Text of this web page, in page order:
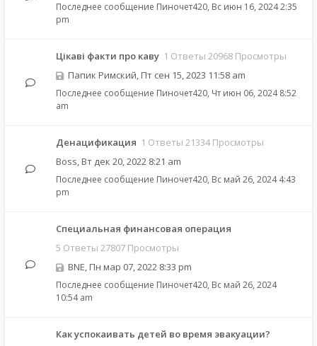
Последнее сообщение Пиночет420, Вс июн 16, 2024 2:35
pm
Цікаві факти про каву 1 Ответы 20968 Просмотры
Папик Римский, Пт сен 15, 2023 11:58 am
Последнее сообщение Пиночет420, Чт июн 06, 2024 8:52
am
Денацификация 1 Ответы 21334 Просмотры
Boss, Вт дек 20, 2022 8:21 am
Последнее сообщение Пиночет420, Вс май 26, 2024 4:43
pm
Специальная финансовая операция
5 Ответы 27807 Просмотры
BNE, Пн мар 07, 2022 8:33 pm
Последнее сообщение Пиночет420, Вс май 26, 2024
10:54 am
Как успокаивать детей во время эвакуации?